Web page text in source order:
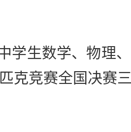
生数学、物理、
克竞赛全国决赛